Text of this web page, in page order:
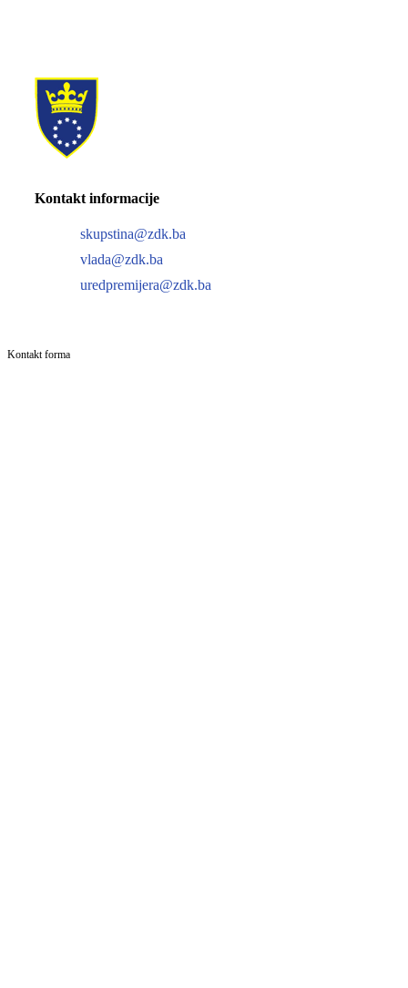
Kontakt informacije
skupstina@zdk.ba
vlada@zdk.ba
uredpremijera@zdk.ba
Kontakt forma